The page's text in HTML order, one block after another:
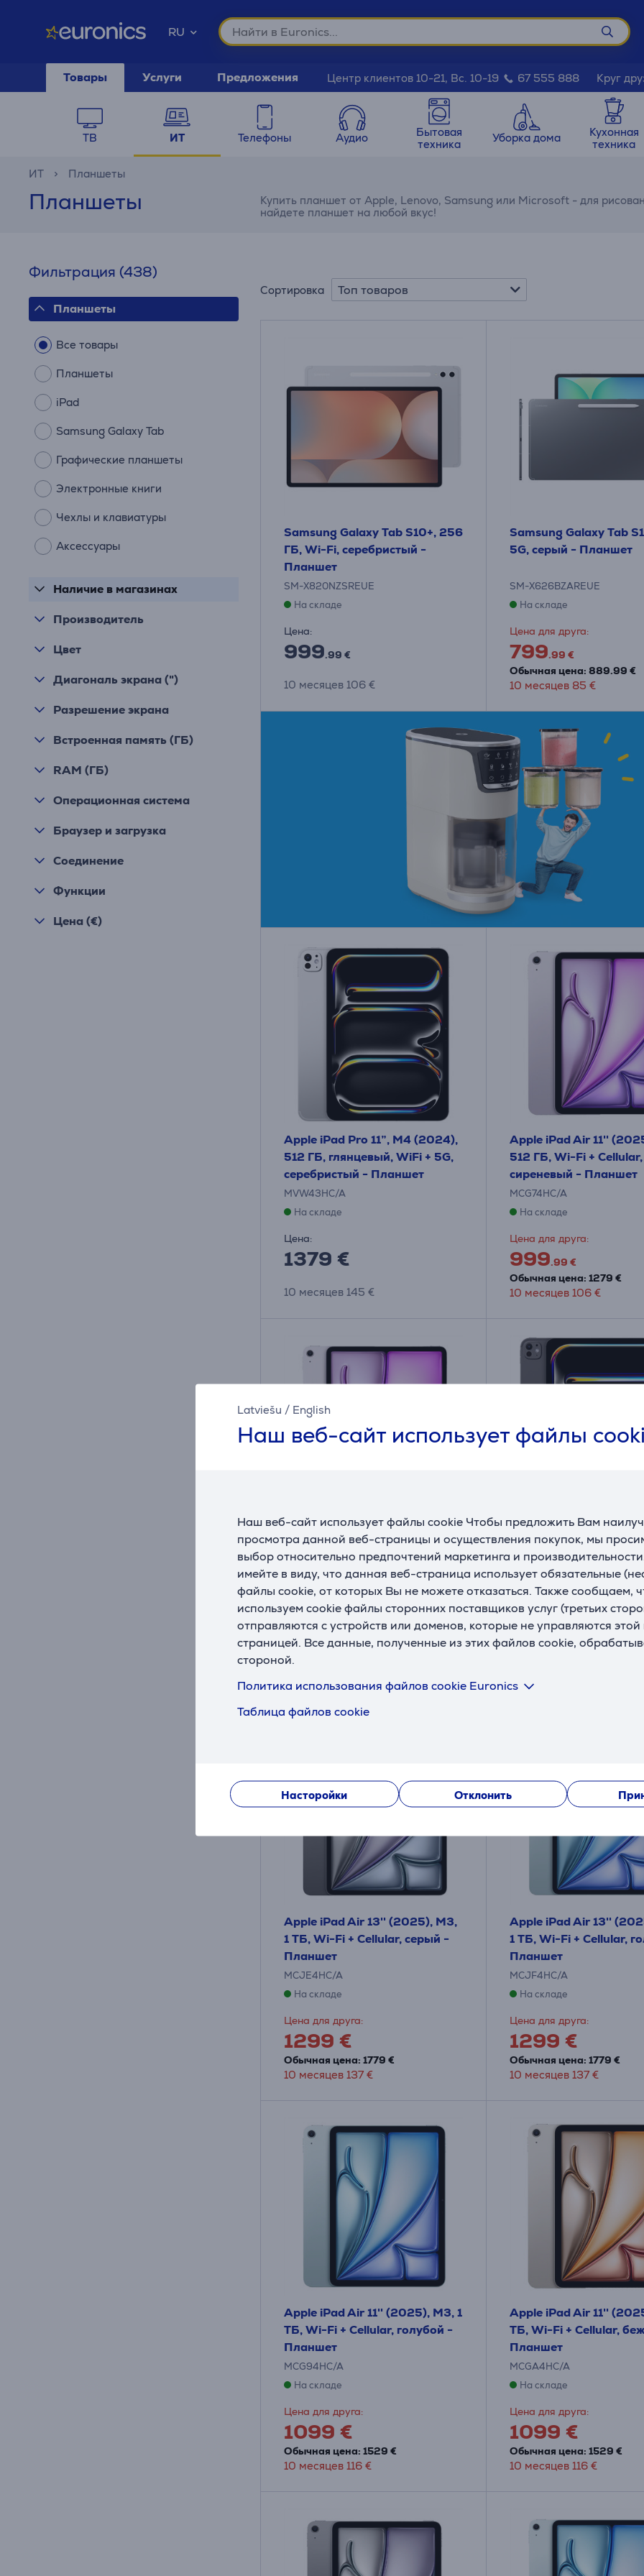
Latviešu / English
Наш веб-сайт использует файлы
Наш веб-сайт использует файлы cookie Чтобы предложить Вам
просмотра данной веб-страницы и осуществления покупок, мы
выбор относительно предпочтений маркетинга и
имейте в виду, что данная веб-страница использует обязательные
файлы cookie, от которых Вы не можете отказаться. Также сообщаем,
используем cookie файлы сторонних поставщиков услуг (третьих
отправляются с устройств или доменов, которые не управляются
страницей. Все данные, полученные из этих файлов cookie,
стороной.
Политика использования файлов cookie Euronics
Таблица файлов cookie
Насторойки Отклонить
RU
Товары Услуги Предложения Центр клиентов 10-21, Вс. 10-19 67 555 888 Круг
ТВ ИТ Телефоны Аудио
Бытовая
техника
Уборка дома
Кухонная
техника
ИТ Планшеты
Планшеты
Купить планшет от Apple, Lenovo, Samsung или Microsoft - для
найдете планшет на любой вкус!
Фильтрация (438)
Планшеты
Все товары
Планшеты
iPad
Samsung Galaxy Tab
Графические планшеты
Электронные книги
Чехлы и клавиатуры
Аксессуары
Наличие в магазинах
Производитель
Цвет
Диагональ экрана (")
Разрешение экрана
Встроенная память (ГБ)
RAM (ГБ)
Операционная система
Браузер и загрузка
Соединение
Функции
Цена (€)
Сортировка Топ товаров
Samsung Galaxy Tab S10+, 256
ГБ, Wi-Fi, серебристый -
Планшет
SM-X820NZSREUE
На складе
Цена:
999.99 €
10 месяцев 106 €
Samsung Galaxy Tab
5G, серый - Планшет
SM-X626BZAREUE
На складе
Цена для друга:
799.99 €
Обычная цена: 889.99 €
10 месяцев 85 €
Apple iPad Pro 11”, M4 (2024),
512 ГБ, глянцевый, WiFi + 5G,
серебристый - Планшет
MVW43HC/A
На складе
Цена:
1379 €
10 месяцев 145 €
Apple iPad Air 11''
512 ГБ, Wi-Fi + Cellular,
сиреневый - Планшет
MCG74HC/A
На складе
Цена для друга:
999.99 €
Обычная цена: 1279 €
10 месяцев 106 €
Apple iPad Air 13'' (2025), M3,
128 ГБ, Wi-Fi + Cellular,
сиреневый - Планшет
MCJ44HC/A
На складе
Цена для друга:
799
10 месяцев 85 €
Apple iPad Pro 13”,
1 ТБ, матовый, WiFi +
черный - Планшет
MWRY3HC/A
На складе
Цена для друга:
1999 €
10 месяцев 211 €
Apple iPad Air 13'' (2025), M3,
1 ТБ, Wi-Fi + Cellular, серый -
Планшет
MCJE4HC/A
На складе
Цена для друга:
1299 €
Обычная цена: 1779 €
10 месяцев 137 €
Apple iPad Air 13''
1 ТБ, Wi-Fi + Cellular,
Планшет
MCJF4HC/A
На складе
Цена для друга:
1299 €
Обычная цена: 1779 €
10 месяцев 137 €
Apple iPad Air 11'' (2025), M3, 1
ТБ, Wi-Fi + Cellular, голубой -
Планшет
MCG94HC/A
На складе
Цена для друга:
1099 €
Обычная цена: 1529 €
10 месяцев 116 €
Apple iPad Air 11''
ТБ, Wi-Fi + Cellular,
Планшет
MCGA4HC/A
На складе
Цена для друга:
1099 €
Обычная цена: 1529 €
10 месяцев 116 €